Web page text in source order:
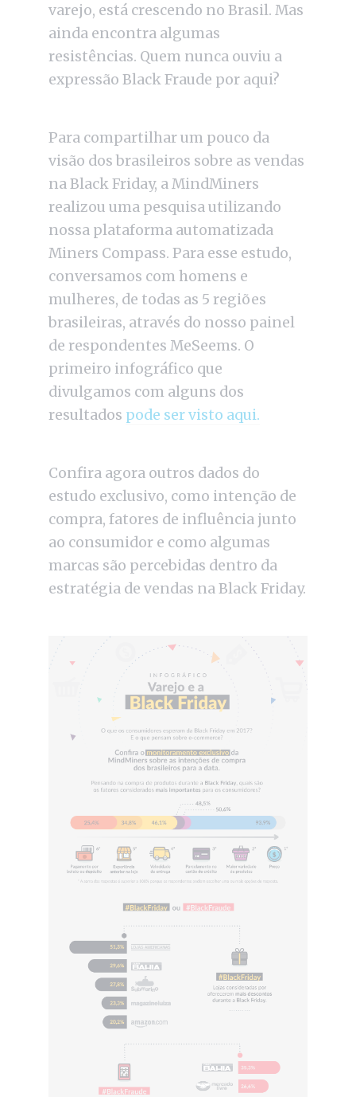
varejo, está crescendo no Brasil. Mas
ainda encontra algumas
resistências. Quem nunca ouviu a
expressão Black Fraude por aqui?
Para compartilhar um pouco da
visão dos brasileiros sobre as vendas
na Black Friday, a MindMiners
realizou uma pesquisa utilizando
nossa plataforma automatizada
Miners Compass. Para esse estudo,
conversamos com homens e
mulheres, de todas as 5 regiões
brasileiras, através do nosso painel
de respondentes MeSeems. O
primeiro infográfico que
divulgamos com alguns dos
resultados pode ser visto aqui.
Confira agora outros dados do
estudo exclusivo, como intenção de
compra, fatores de influência junto
ao consumidor e como algumas
marcas são percebidas dentro da
estratégia de vendas na Black Friday.